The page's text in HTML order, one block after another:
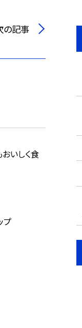
の記事
おいしく食
プ